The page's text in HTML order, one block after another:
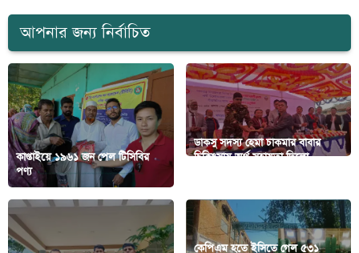
আপনার জন্য নির্বাচিত
কাপ্তাইয়ে ১৯৬১ জন পেল টিসিবির
পণ্য
ডাকসু সদস্য হেমা চাকমার বাবার
চিকিৎসায় অর্থ সহায়তা দিলো
কেপিএম হতে ইসিতে গেল ৫৩১